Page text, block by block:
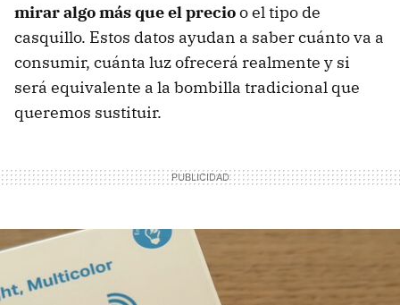
mirar algo más que el precioo el tipo de
casquillo. Estos datos ayudan a saber cuánto va a
consumir, cuánta luz ofrecerá realmente y si
será equivalente a la bombilla tradicional que
queremos sustituir.